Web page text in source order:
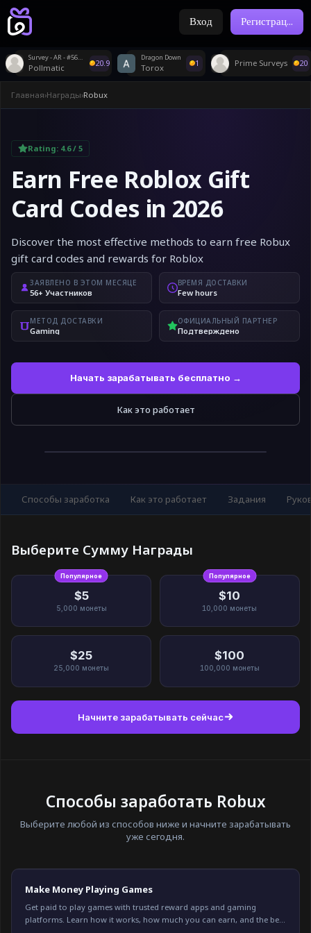
Вход Регистрац...
Survey - AR - #56224
Pollmatic 20.9
Dragon Down
Torox 1 Prime Surveys 20
Главная›Награды›Robux
Rating: 4.6/ 5
Earn Free Roblox Gift
Card Codes in 2026
Discover the most effective methods to earn free Robux
gift card codes and rewards for Roblox
ЗАЯВЛЕНО В ЭТОМ МЕСЯЦЕ
56+ Участников
ВРЕМЯ ДОСТАВКИ
Few hours
МЕТОД ДОСТАВКИ
Gaming
ОФИЦИАЛЬНЫЙ ПАРТНЕР
Подтверждено
Начать зарабатывать бесплатно →
Как это работает
Способы заработка Как это работает Задания
Выберите Сумму Награды
Популярное
$5
5,000 монеты
Популярное
$10
10,000 монеты
$25
25,000 монеты
$100
100,000 монеты
Начните зарабатывать сейчас
Способы заработать Robux
Выберите любой из способов ниже и начните зарабатывать
уже сегодня.
Make Money Playing Games
Get paid to play games with trusted reward apps and gaming
platforms. Learn how it works, how much you can earn, and the best